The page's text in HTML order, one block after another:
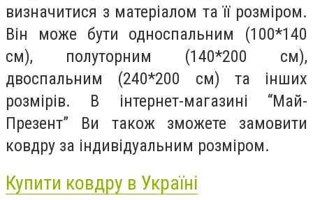
визначитися з матеріалом та її розміром.
Він може бути односпальним (100*140
см), полуторним (140*200 см),
двоспальним (240*200 см) та інших
розмірів. В інтернет-магазині “Май-
Презент” Ви також зможете замовити
ковдру за індивідуальним розміром.
Купити ковдру в Україні